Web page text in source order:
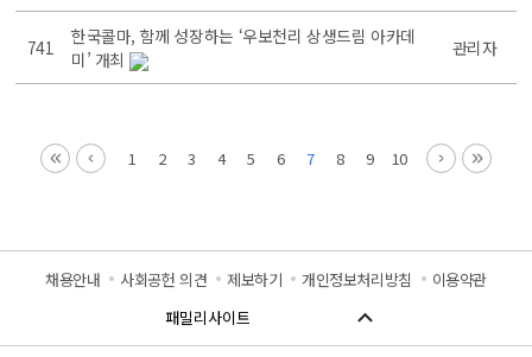
741
한국콜마, 함께 성장하는 ‘우보천리 상생드림 아카데
미’ 개최
관리자
1 2 3 4 5 6 7 8 9 10
채용안내 사회공헌 의견 제보하기 개인정보처리방침 이용약관